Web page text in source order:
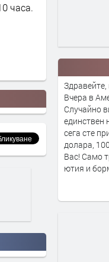
часа.
Здравейте,
Вчера в
Случайно
единствен
сега сте
долара,
Вас! Само
ютия и